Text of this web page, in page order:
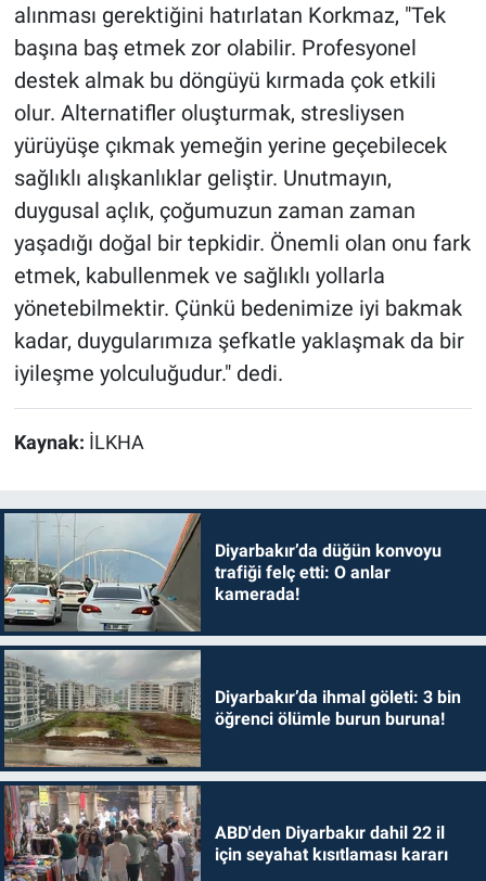
alınması gerektiğini hatırlatan Korkmaz, "Tek
başına baş etmek zor olabilir. Profesyonel
destek almak bu döngüyü kırmada çok etkili
olur. Alternatifler oluşturmak, stresliysen
yürüyüşe çıkmak yemeğin yerine geçebilecek
sağlıklı alışkanlıklar geliştir. Unutmayın,
duygusal açlık, çoğumuzun zaman zaman
yaşadığı doğal bir tepkidir. Önemli olan onu fark
etmek, kabullenmek ve sağlıklı yollarla
yönetebilmektir. Çünkü bedenimize iyi bakmak
kadar, duygularımıza şefkatle yaklaşmak da bir
iyileşme yolculuğudur." dedi.
Kaynak: İLKHA
Diyarbakır’da düğün konvoyu
trafiği felç etti: O anlar
kamerada!
Diyarbakır’da ihmal göleti: 3 bin
öğrenci ölümle burun buruna!
ABD'den Diyarbakır dahil 22 il
için seyahat kısıtlaması kararı